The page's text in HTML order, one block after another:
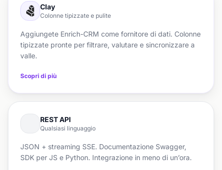
Clay
Colonne tipizzate e pulite
Aggiungete Enrich-CRM come fornitore di dati. Colonne
tipizzate pronte per filtrare, valutare e sincronizzare a
valle.
Scopri di più
REST API
Qualsiasi linguaggio
JSON + streaming SSE. Documentazione Swagger,
SDK per JS e Python. Integrazione in meno di un’ora.